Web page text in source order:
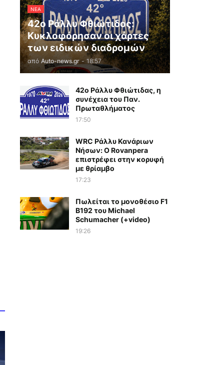
ΝΕΑ
42ο Ράλλυ Φθιώτιδος:
Κυκλοφόρησαν οι χάρτες
των ειδικών διαδρομών
από Auto-news.gr - 18:57
42ο Ράλλυ Φθιώτιδας, η
συνέχεια του Παν.
Πρωταθλήματος
17:50
WRC Ράλλυ Κανάριων
Νήσων: O Rovanpera
επιστρέφει στην κορυφή
με θρίαμβο
17:23
Πωλείται το μονοθέσιο F1
B192 του Michael
Schumacher (+video)
19:26